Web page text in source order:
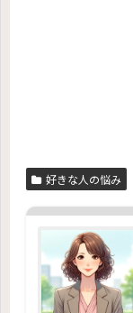
好きな人の悩み